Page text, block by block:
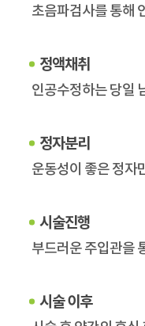
초음파검사를 통해
정액채취
인공수정하는 당일
정자분리
운동성이 좋은 정자
시술진행
부드러운 주입관을
시술 이후